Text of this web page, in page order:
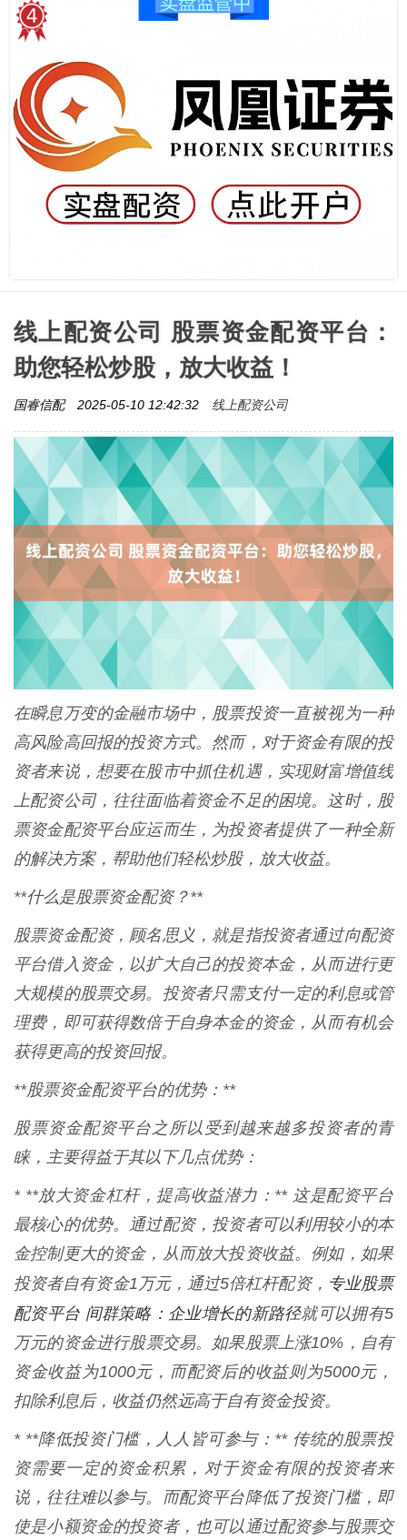
线上配资公司 股票资金配资平台：
助您轻松炒股，放大收益！
国睿信配 2025-05-10 12:42:32 线上配资公司
在瞬息万变的金融市场中，股票投资一直被视为一种
高风险高回报的投资方式。然而，对于资金有限的投
资者来说，想要在股市中抓住机遇，实现财富增值线
上配资公司，往往面临着资金不足的困境。这时，股
票资金配资平台应运而生，为投资者提供了一种全新
的解决方案，帮助他们轻松炒股，放大收益。
**什么是股票资金配资？**
股票资金配资，顾名思义，就是指投资者通过向配资
平台借入资金，以扩大自己的投资本金，从而进行更
大规模的股票交易。投资者只需支付一定的利息或管
理费，即可获得数倍于自身本金的资金，从而有机会
获得更高的投资回报。
**股票资金配资平台的优势：**
股票资金配资平台之所以受到越来越多投资者的青
睐，主要得益于其以下几点优势：
* **放大资金杠杆，提高收益潜力：** 这是配资平台
最核心的优势。通过配资，投资者可以利用较小的本
金控制更大的资金，从而放大投资收益。例如，如果
投资者自有资金1万元，通过5倍杠杆配资， 专业股票
配资平台 间群策略：企业增长的新路径就可以拥有5
万元的资金进行股票交易。如果股票上涨10%，自有
资金收益为1000元，而配资后的收益则为5000元，
扣除利息后，收益仍然远高于自有资金投资。
* **降低投资门槛，人人皆可参与：** 传统的股票投
资需要一定的资金积累，对于资金有限的投资者来
说，往往难以参与。而配资平台降低了投资门槛，即
使是小额资金的投资者，也可以通过配资参与股票交